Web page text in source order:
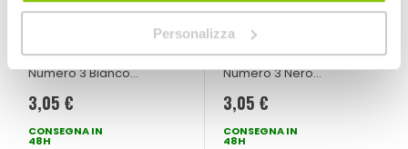
Personalizza
numeri Numeri Gara
- GAT
GAT
Numero 3 Bianco
3,05 €
CONSEGNA IN
48H
numeri Numeri Gara
- GAT
GAT
Numero 3 Nero
3,05 €
CONSEGNA IN
48H